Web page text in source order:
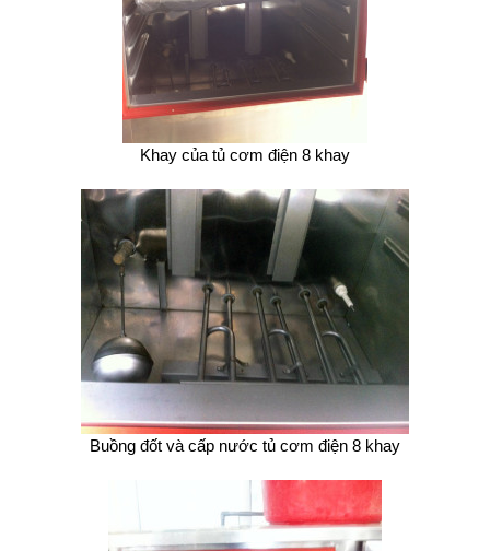
Khay của tủ cơm điện 8 khay
Buồng đốt và cấp nước tủ cơm điện 8 khay